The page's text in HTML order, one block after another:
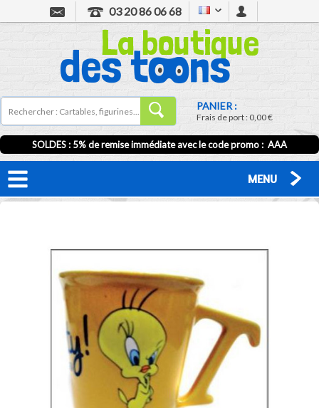
03 20 86 06 68
PANIER :
Frais de port :0,00 €
SOLDES : 5% de remise immédiate avec le code promo : AAA
MENU